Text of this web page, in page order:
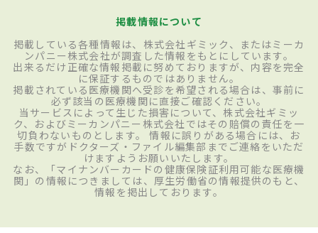
掲載情報について
掲載している各種情報は、株式会社ギミック、またはミーカ
ンパニー株式会社が調査した情報をもとにしています。
出来るだけ正確な情報掲載に努めておりますが、内容を完全
に保証するものではありません。
掲載されている医療機関へ受診を希望される場合は、事前に
必ず該当の医療機関に直接ご確認ください。
当サービスによって生じた損害について、株式会社ギミッ
ク、およびミーカンパニー株式会社ではその賠償の責任を一
切負わないものとします。 情報に誤りがある場合には、お
手数ですがドクターズ・ファイル編集部までご連絡をいただ
けますようお願いいたします。
なお、「マイナンバーカードの健康保険証利用可能な医療機
関」の情報につきましては、厚生労働省の情報提供のもと、
情報を掲出しております。